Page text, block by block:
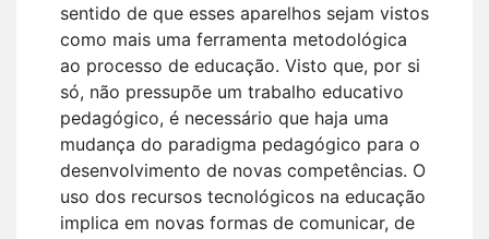
sentido de que esses aparelhos sejam vistos
como mais uma ferramenta metodológica
ao processo de educação. Visto que, por si
só, não pressupõe um trabalho educativo
pedagógico, é necessário que haja uma
mudança do paradigma pedagógico para o
desenvolvimento de novas competências. O
uso dos recursos tecnológicos na educação
implica em novas formas de comunicar, de